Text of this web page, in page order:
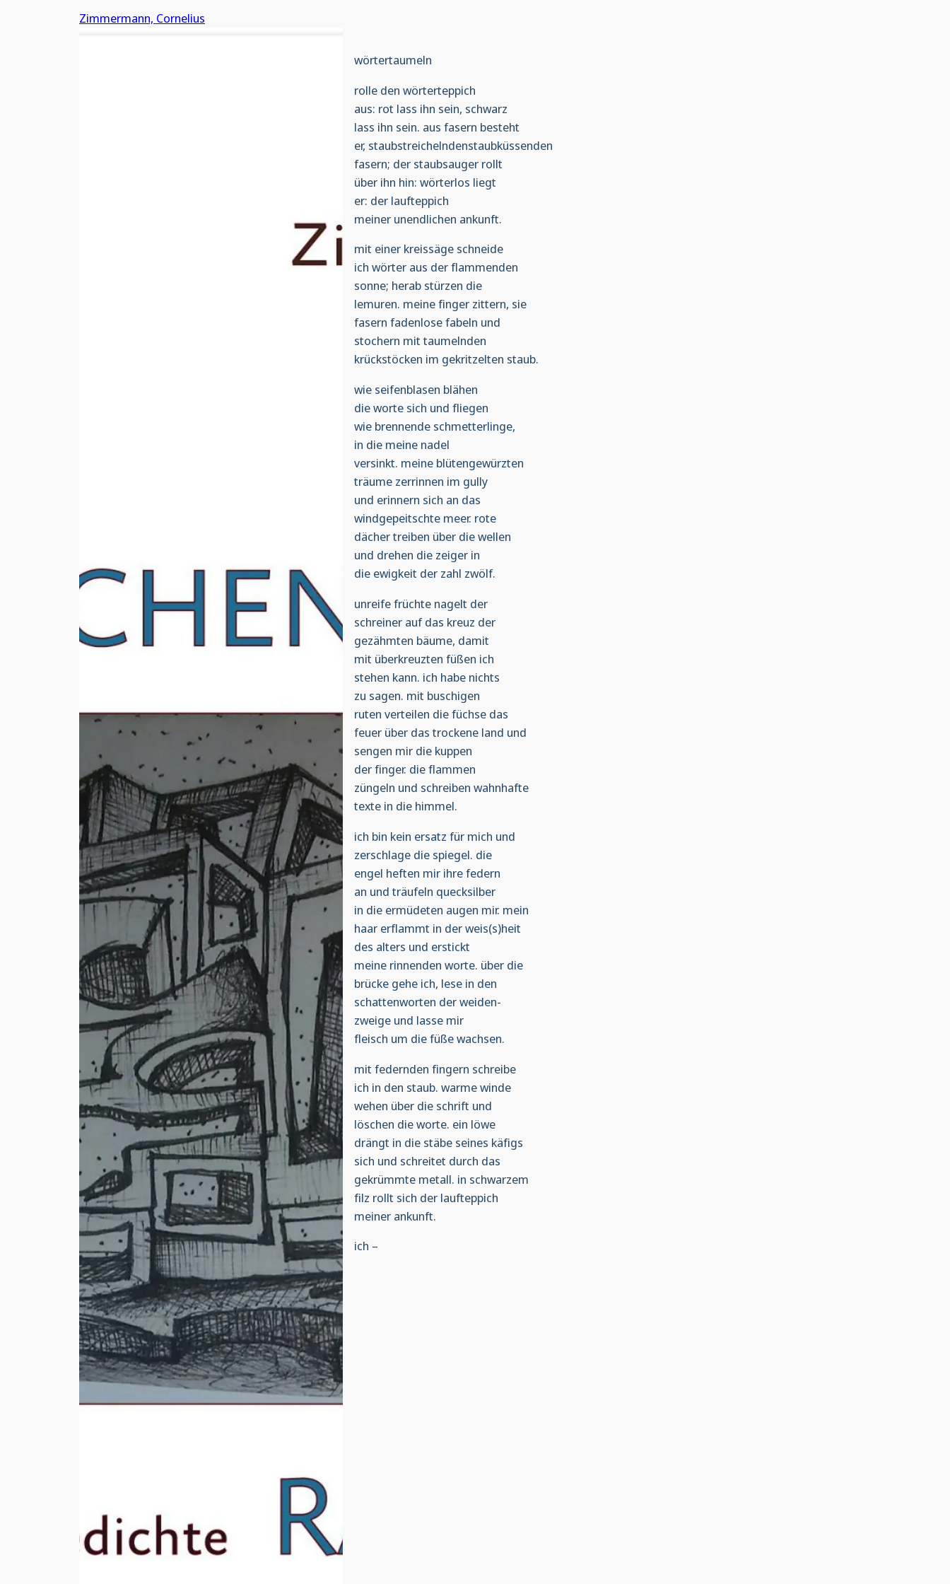
Zimmermann, Cornelius
wörtertaumeln
rolle den wörterteppich
aus: rot lass ihn sein, schwarz
lass ihn sein. aus fasern besteht
er, staubstreichelndenstaubküssenden
fasern; der staubsauger rollt
über ihn hin: wörterlos liegt
er: der laufteppich
meiner unendlichen ankunft.
mit einer kreissäge schneide
ich wörter aus der flammenden
sonne; herab stürzen die
lemuren. meine finger zittern, sie
fasern fadenlose fabeln und
stochern mit taumelnden
krückstöcken im gekritzelten staub.
wie seifenblasen blähen
die worte sich und fliegen
wie brennende schmetterlinge,
in die meine nadel
versinkt. meine blütengewürzten
träume zerrinnen im gully
und erinnern sich an das
windgepeitschte meer. rote
dächer treiben über die wellen
und drehen die zeiger in
die ewigkeit der zahl zwölf.
unreife früchte nagelt der
schreiner auf das kreuz der
gezähmten bäume, damit
mit überkreuzten füßen ich
stehen kann. ich habe nichts
zu sagen. mit buschigen
ruten verteilen die füchse das
feuer über das trockene land und
sengen mir die kuppen
der finger. die flammen
züngeln und schreiben wahnhafte
texte in die himmel.
ich bin kein ersatz für mich und
zerschlage die spiegel. die
engel heften mir ihre federn
an und träufeln quecksilber
in die ermüdeten augen mir. mein
haar erflammt in der weis(s)heit
des alters und erstickt
meine rinnenden worte. über die
brücke gehe ich, lese in den
schattenworten der weiden-
zweige und lasse mir
fleisch um die füße wachsen.
mit federnden fingern schreibe
ich in den staub. warme winde
wehen über die schrift und
löschen die worte. ein löwe
drängt in die stäbe seines käfigs
sich und schreitet durch das
gekrümmte metall. in schwarzem
filz rollt sich der laufteppich
meiner ankunft.
ich –